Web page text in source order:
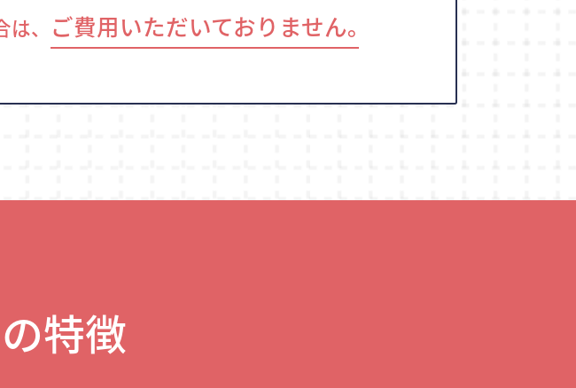
、 ご費用いただいておりません｡
特徴